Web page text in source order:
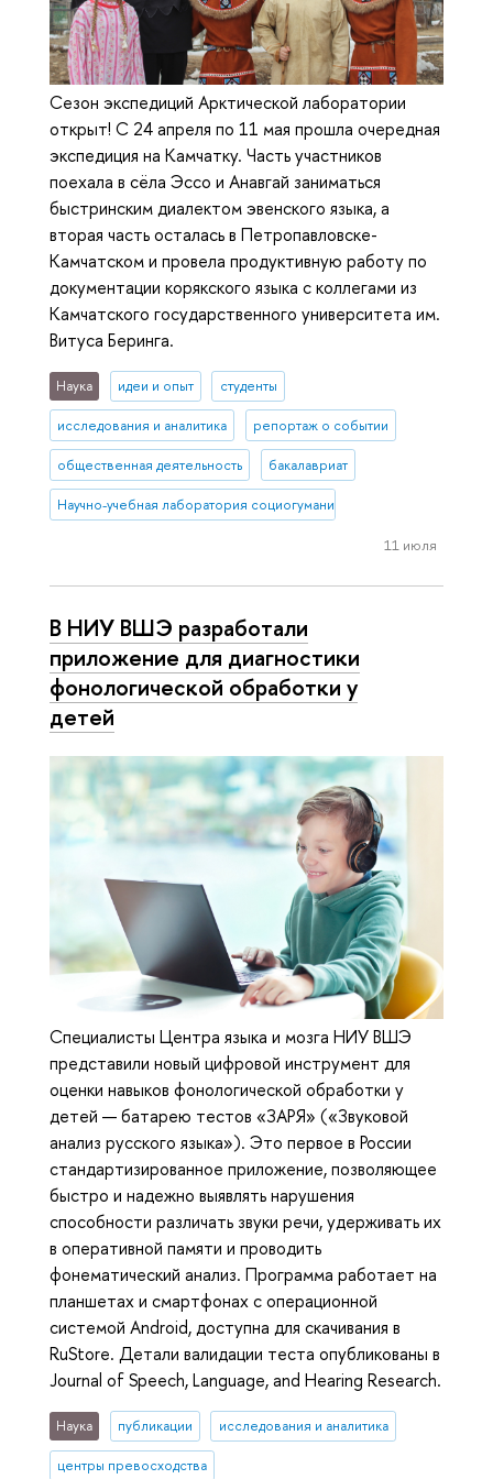
Сезон экспедиций Арктической лаборатории
открыт! С 24 апреля по 11 мая прошла очередная
экспедиция на Камчатку. Часть участников
поехала в сёла Эссо и Анавгай заниматься
быстринским диалектом эвенского языка, а
вторая часть осталась в Петропавловске-
Камчатском и провела продуктивную работу по
документации корякского языка с коллегами из
Камчатского государственного университета им.
Витуса Беринга.
Наука идеи и опыт студенты
исследования и аналитика репортаж о событии
общественная деятельность бакалавриат
Научно-учебная лаборатория социогуманитарных исследований
11 июля
В НИУ ВШЭ разработали
приложение для диагностики
фонологической обработки у
детей
Специалисты Центра языка и мозга НИУ ВШЭ
представили новый цифровой инструмент для
оценки навыков фонологической обработки у
детей — батарею тестов «ЗАРЯ» («Звуковой
анализ русского языка»). Это первое в России
стандартизированное приложение, позволяющее
быстро и надежно выявлять нарушения
способности различать звуки речи, удерживать их
в оперативной памяти и проводить
фонематический анализ. Программа работает на
планшетах и смартфонах с операционной
системой Android, доступна для скачивания в
RuStore. Детали валидации теста опубликованы в
Journal of Speech, Language, and Hearing Research.
Наука публикации исследования и аналитика
центры превосходства